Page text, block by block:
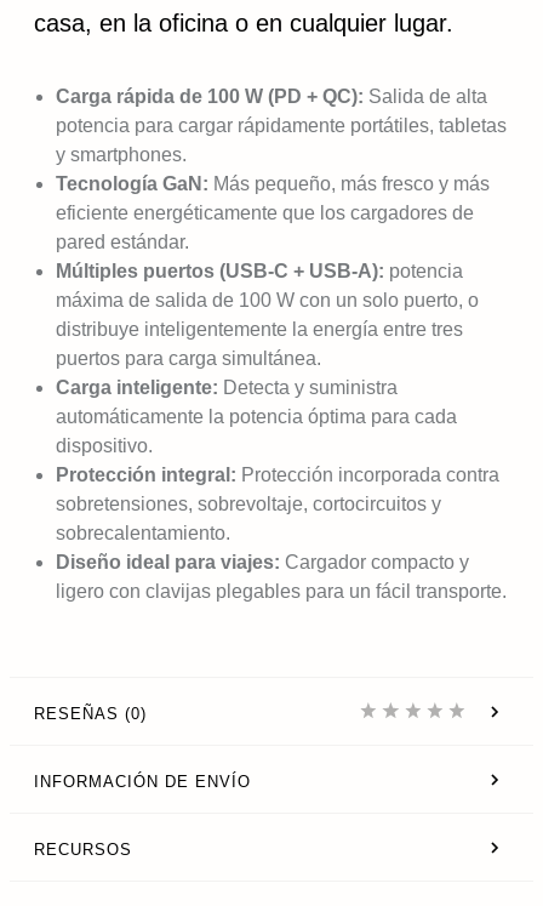
casa, en la oficina o en cualquier lugar.
Carga rápida de 100 W (PD + QC): Salida de alta
potencia para cargar rápidamente portátiles, tabletas
y smartphones.
Tecnología GaN: Más pequeño, más fresco y más
eficiente energéticamente que los cargadores de
pared estándar.
Múltiples puertos (USB-C + USB-A): potencia
máxima de salida de 100 W con un solo puerto, o
distribuye inteligentemente la energía entre tres
puertos para carga simultánea.
Carga inteligente: Detecta y suministra
automáticamente la potencia óptima para cada
dispositivo.
Protección integral: Protección incorporada contra
sobretensiones, sobrevoltaje, cortocircuitos y
sobrecalentamiento.
Diseño ideal para viajes: Cargador compacto y
ligero con clavijas plegables para un fácil transporte.
RESEÑAS (0)
INFORMACIÓN DE ENVÍO
RECURSOS